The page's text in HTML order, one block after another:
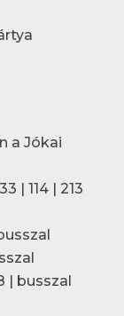
a Jókai
| 114 | 213
| busszal